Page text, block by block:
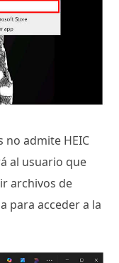
no admite HEIC
al usuario que
archivos de
para acceder a la